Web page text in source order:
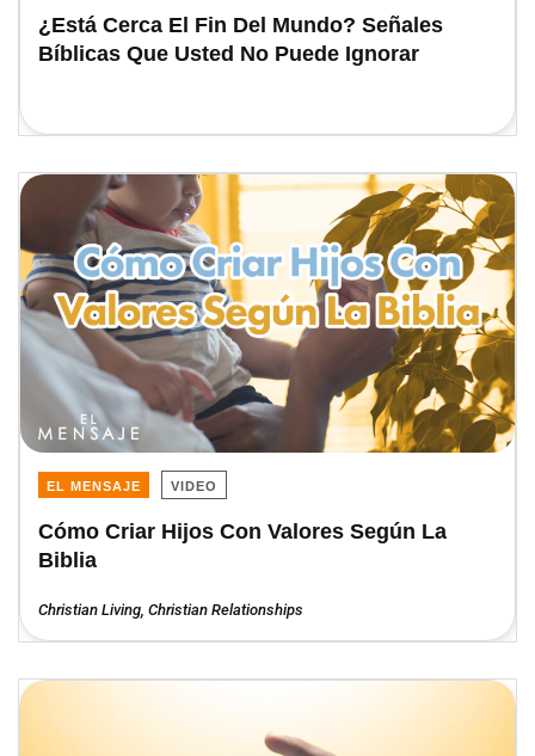
¿Está Cerca El Fin Del Mundo? Señales
Bíblicas Que Usted No Puede Ignorar
EL MENSAJE VIDEO
Cómo Criar Hijos Con Valores Según La
Biblia
Christian Living Christian Relationships